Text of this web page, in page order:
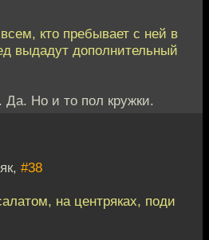
кто пребывает с ней в
выдадут дополнительный
Но и то пол кружки.
#38
на центряках, поди